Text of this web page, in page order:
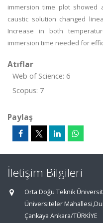
immersion time plot showed
caustic solution changed
Increase in both
immersion time needed for
Atıflar
Web of Science: 6
Scopus: 7
Paylaş
İletişim Bilgileri
Orta Doğu Teknik
Üniversiteler
Çankaya Ankara/TÜRKİYE